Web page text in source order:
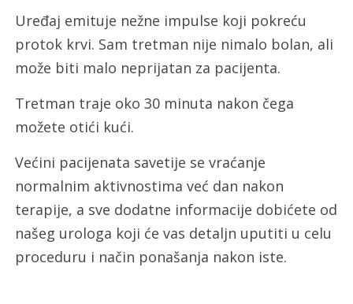
Uređaj emituje nežne impulse koji pokreću
protok krvi. Sam tretman nije nimalo bolan, ali
može biti malo neprijatan za pacijenta.
Tretman traje oko 30 minuta nakon čega
možete otići kući.
Većini pacijenata savetije se vraćanje
normalnim aktivnostima već dan nakon
terapije, a sve dodatne informacije dobićete od
našeg urologa koji će vas detaljn uputiti u celu
proceduru i način ponašanja nakon iste.